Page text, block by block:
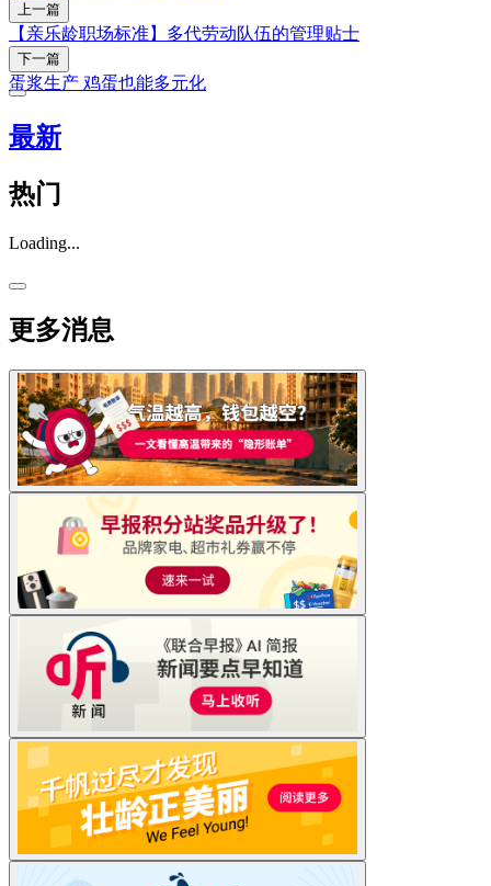
上一篇
【亲乐龄职场标准】多代劳动队伍的管理贴士
下一篇
蛋浆生产 鸡蛋也能多元化
最新
热门
Loading...
更多消息